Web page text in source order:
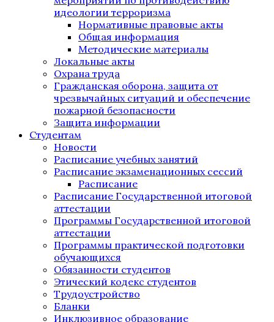
идеологии терроризма
Нормативные правовые акты
Общая информация
Методические материалы
Локальные акты
Охрана труда
Гражданская оборона, защита от
чрезвычайных ситуаций и обеспечение
пожарной безопасности
Защита информации
Студентам
Новости
Расписание учебных занятий
Расписание экзаменационных сессий
Расписание
Расписание Государственной итоговой
аттестации
Программы Государственной итоговой
аттестации
Программы практической подготовки
обучающихся
Обязанности студентов
Этический кодекс студентов
Трудоустройство
Бланки
Инклюзивное образование